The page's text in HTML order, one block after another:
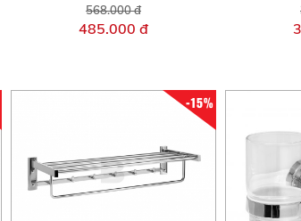
568.000 đ
485.000 đ
-15%